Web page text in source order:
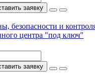
заявку
безопасности и
центра "под ключ"
заявку